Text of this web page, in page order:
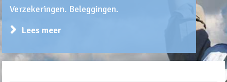
Verzekeringen. Beleggingen.
Lees meer